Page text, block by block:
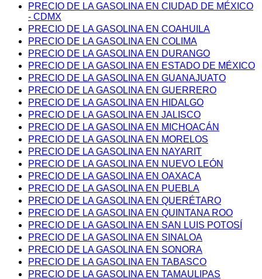
PRECIO DE LA GASOLINA EN CIUDAD DE MÉXICO
- CDMX
PRECIO DE LA GASOLINA EN COAHUILA
PRECIO DE LA GASOLINA EN COLIMA
PRECIO DE LA GASOLINA EN DURANGO
PRECIO DE LA GASOLINA EN ESTADO DE MÉXICO
PRECIO DE LA GASOLINA EN GUANAJUATO
PRECIO DE LA GASOLINA EN GUERRERO
PRECIO DE LA GASOLINA EN HIDALGO
PRECIO DE LA GASOLINA EN JALISCO
PRECIO DE LA GASOLINA EN MICHOACÁN
PRECIO DE LA GASOLINA EN MORELOS
PRECIO DE LA GASOLINA EN NAYARIT
PRECIO DE LA GASOLINA EN NUEVO LEÓN
PRECIO DE LA GASOLINA EN OAXACA
PRECIO DE LA GASOLINA EN PUEBLA
PRECIO DE LA GASOLINA EN QUERÉTARO
PRECIO DE LA GASOLINA EN QUINTANA ROO
PRECIO DE LA GASOLINA EN SAN LUIS POTOSÍ
PRECIO DE LA GASOLINA EN SINALOA
PRECIO DE LA GASOLINA EN SONORA
PRECIO DE LA GASOLINA EN TABASCO
PRECIO DE LA GASOLINA EN TAMAULIPAS